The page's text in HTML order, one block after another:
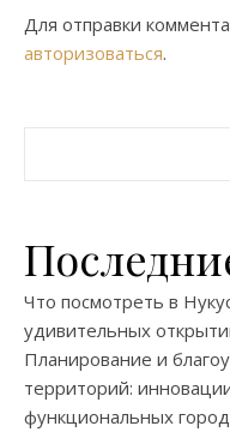
Для отправки
авторизоваться.
Что посмотреть в
удивительных
Планирование и
территорий:
функциональных